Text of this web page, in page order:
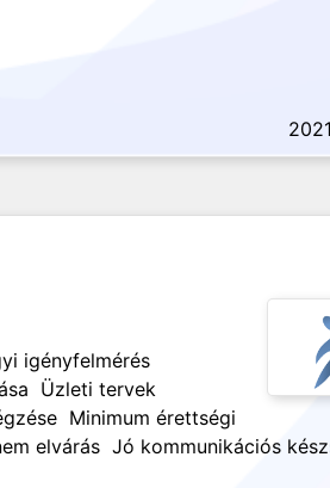
igényfelmérés
Üzleti tervek
Minimum érettségi
elvárás Jó kommunikációs